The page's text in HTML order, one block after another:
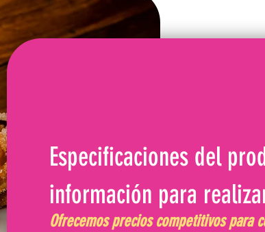
Especificaciones del
información para
Ofrecemos precios competitivos para